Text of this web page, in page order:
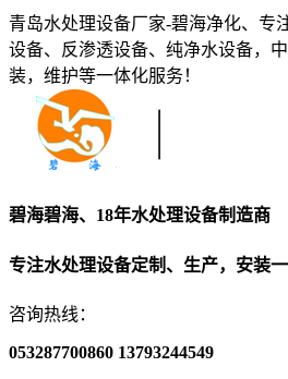
青岛水处理设备厂家-碧海净化、专
设备、反渗透设备、纯净水设备，
装，维护等一体化服务！
碧海碧海、18年水处理设备制造商
专注水处理设备定制、生产，安装
咨询热线：
053287700860 13793244549